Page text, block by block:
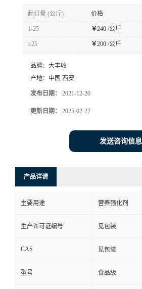
起订量 (公斤) 价格
1-25 ￥240 /公斤
≥25 ￥200 /公斤
品牌： 大丰收
产地： 中国 西安
发布日期： 2021-12-20
更新日期： 2025-02-27
发送咨询信息
产品详请
主要用途 营养强化剂
生产许可证编号 见包装
CAS 见包装
型号 食品级